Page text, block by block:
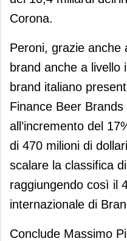
Corona.
Peroni, grazie anche
brand anche a livello
brand italiano
Finance Beer
all’incremento del
di 470 milioni di
scalare la classifica
raggiungendo così il
internazionale di
Conclude Massimo